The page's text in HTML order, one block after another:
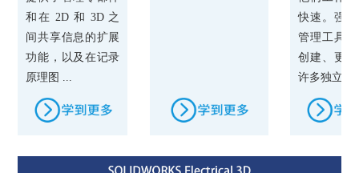
和在 2D 和 3D 之
间共享信息的扩展
功能，以及在记录
原理图 ...
快速。强
管理工具
创建、更
许多独立的